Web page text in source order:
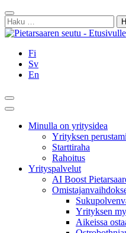
Siirry
sisältöön
Sulje
Haku:
Fi
Sv
En
Hae
Päävalikko
Minulla on yritysidea
Yrityksen
Starttiraha
Rahoitus
Yrityspalvelut
AI Boost
Yrityksen
Aikeissa